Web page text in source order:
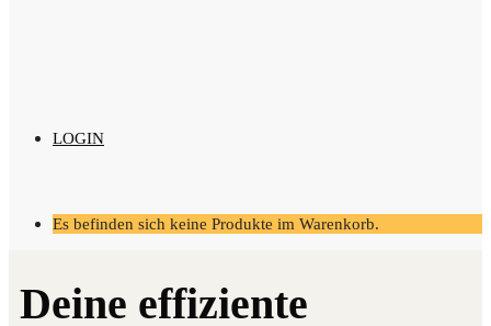
LOGIN
Es befinden sich keine Produkte im Warenkorb.